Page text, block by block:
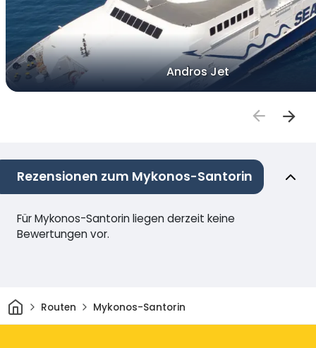
Andros Jet
Rezensionen zum Mykonos-Santorin
Für Mykonos-Santorin liegen derzeit keine
Bewertungen vor.
HeimRouten Mykonos-Santorin